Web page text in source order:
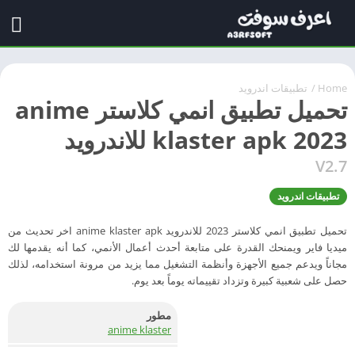
Home
/ تطبيقات اندرويد
تحميل تطبيق انمي كلاستر anime
klaster apk 2023 للاندرويد
V2.7
تطبيقات اندرويد
تحميل تطبيق انمي كلاستر 2023 للاندرويد anime klaster apk اخر تحديث من
ميديا فاير ويمنحك القدرة على متابعة أحدث أعمال الأنمي، كما أنه يقدمها لك
مجاناً ويدعم جميع الأجهزة وأنظمة التشغيل مما يزيد من مرونة استخدامه، لذلك
حصل على شعبية كبيرة وتزداد تقييماته يوماً بعد يوم.
مطور
anime klaster